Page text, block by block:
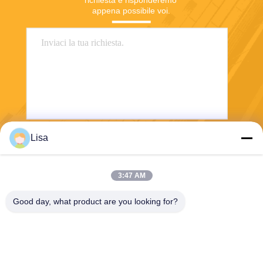
appena possibile voi.
Lisa
3:47 AM
Good day, what product are you looking for?